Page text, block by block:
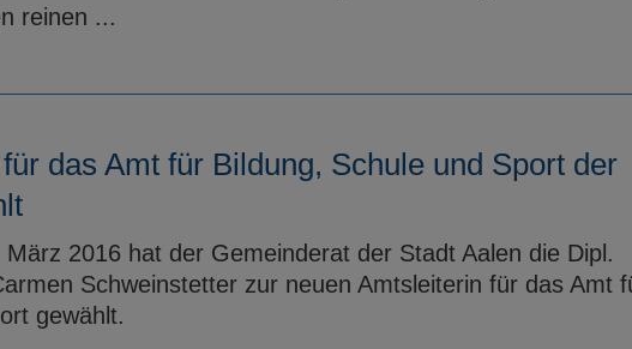
reinen ...
das Amt für Bildung, Schule und Sport der
2016 hat der Gemeinderat der Stadt Aalen die Dipl.
Schweinstetter zur neuen Amtsleiterin für das Amt
gewählt.